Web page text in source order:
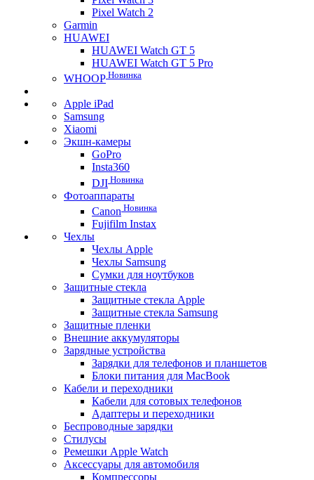
Pixel Watch 2
Garmin
HUAWEI
HUAWEI Watch GT 5
HUAWEI Watch GT 5 Pro
WHOOP Новинка
Apple iPad
Samsung
Xiaomi
Экшн-камеры
GoPro
Insta360
DJI Новинка
Фотоаппараты
Canon Новинка
Fujifilm Instax
Чехлы
Чехлы Apple
Чехлы Samsung
Сумки для ноутбуков
Защитные стекла
Защитные стекла Apple
Защитные стекла Samsung
Защитные пленки
Внешние аккумуляторы
Зарядные устройства
Зарядки для телефонов и планшетов
Блоки питания для MacBook
Кабели и переходники
Кабели для сотовых телефонов
Адаптеры и переходники
Беспроводные зарядки
Стилусы
Ремешки Apple Watch
Аксессуары для автомобиля
Компрессоры